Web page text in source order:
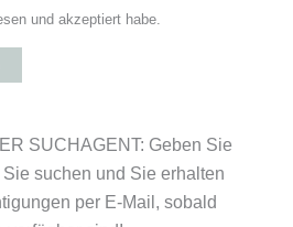
und akzeptiert habe.
SUCHAGENT: Geben Sie
suchen und Sie erhalten
per E-Mail, sobald